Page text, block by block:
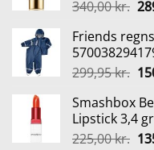
340,00kr.
Friends
299,95kr.
Smashbox
Lipstick 3,4
225,00kr.